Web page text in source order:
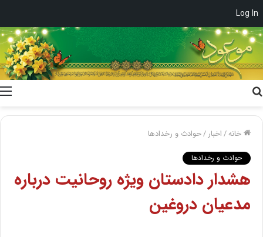
Log In
خانه/اخبار /حوادث و رخدادها
حوادث و رخدادها
هشدار دادستان ویژه روحانیت درباره
مدعیان دروغین